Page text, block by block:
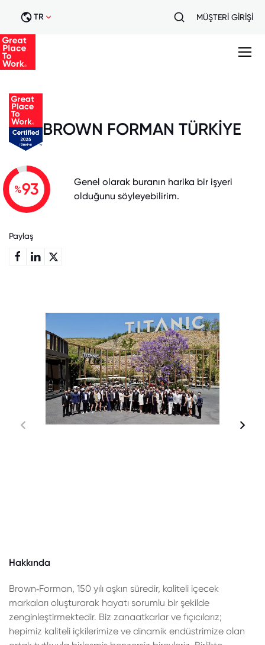
TR MÜŞTERİ GİRİŞİ
BROWN FORMAN TÜRKİYE
%93
Genel olarak buranın harika bir işyeri
olduğunu söyleyebilirim.
Paylaş
Hakkında
Brown‑Forman, 150 yılı aşkın süredir, kaliteli içecek
markaları oluşturarak hayatı sorumlu bir şekilde
zenginleştirmektedir. Biz zanaatkarlar ve fıçıcılarız;
hepimiz kaliteli içkilerimize ve dinamik endüstrimize olan